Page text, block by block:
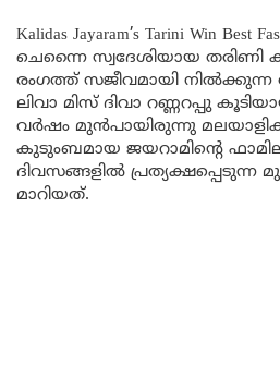
Kalidas Jayaram’s Tarini Win Best
ചെന്നൈ സ്വദേശിയായ തരിണി
രംഗത്ത് സജീവമായി നിൽക്കുന്ന
ലിവാ മിസ് ദിവാ റണ്ണറപ്പു
വർഷം മുൻപായിരുന്നു
കുടുംബമായ ജയറാമിൻ്റെ
ദിവസങ്ങളിൽ പ്രത്യക്ഷപ്പെടുന്ന
മാറിയത്.